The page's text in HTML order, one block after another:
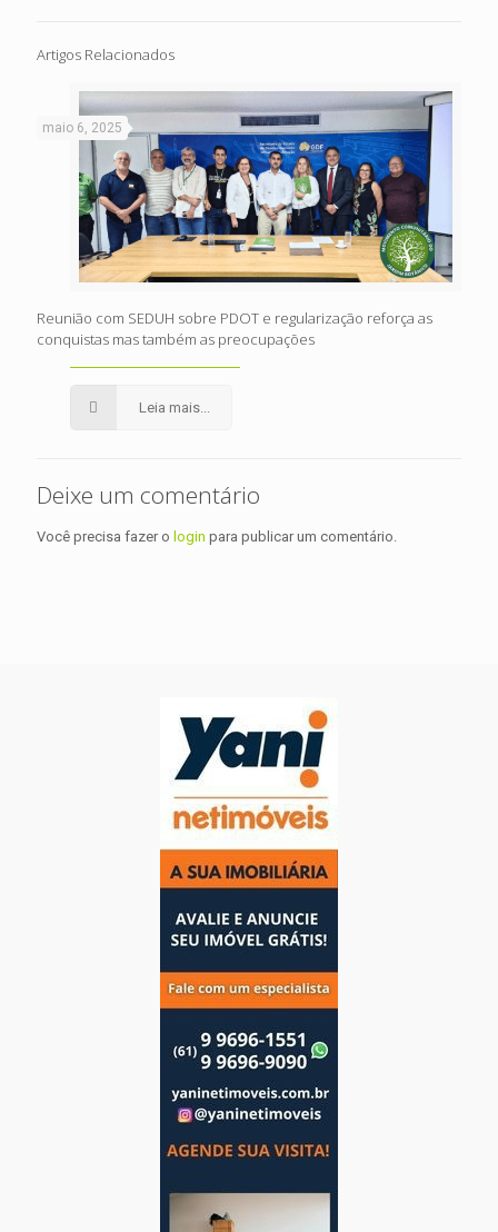
Artigos Relacionados
maio 6, 2025
Reunião com SEDUH sobre PDOT e regularização reforça as
conquistas mas também as preocupações
Leia mais...
Deixe um comentário
Você precisa fazer o login para publicar um comentário.